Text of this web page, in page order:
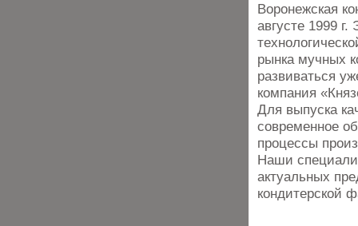
Воронежская
августе 1999
рынка мучных
развиваться
компания
Для выпуска
современное
процессы
Наши
актуальных
кондитерской